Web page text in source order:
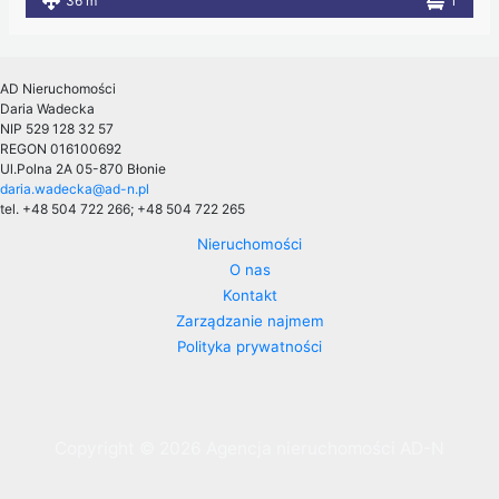
AD Nieruchomości
Daria Wadecka
NIP 529 128 32 57
REGON 016100692
Ul.Polna 2A 05-870 Błonie
daria.wadecka@ad-n.pl
tel. +48 504 722 266; +48 504 722 265
Nieruchomości
O nas
Kontakt
Zarządzanie najmem
Polityka prywatności